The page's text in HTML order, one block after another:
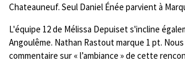
Chateauneuf. Seul Daniel Énée parvient à
L'équipe 12 de Mélissa Depuiset s'incline
Angoulême. Nathan Rastout marque 1 pt.
commentaire sur « l’ambiance » de cette